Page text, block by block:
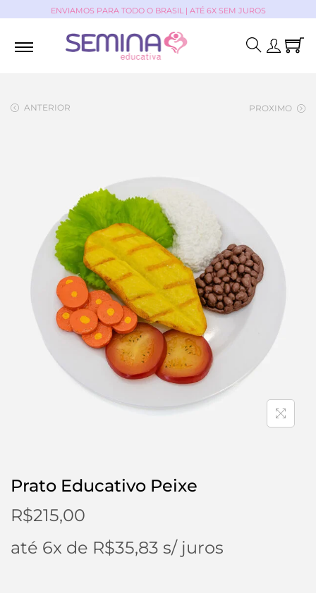
ENVIAMOS PARA TODO O BRASIL | ATÉ 6X SEM JUROS
ANTERIOR PROXIMO
Prato Educativo Peixe
R$215,00
até 6x de R$35,83 s/ juros